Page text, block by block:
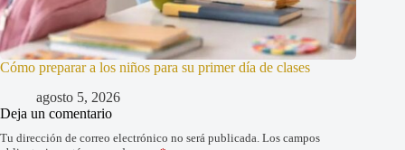
Cómo preparar a los niños para su primer día de clases
agosto 5, 2026
Deja un comentario
Tu dirección de correo electrónico no será publicada. Los campos